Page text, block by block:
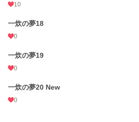
10
一炊の夢18
0
一炊の夢19
0
一炊の夢20 New
0